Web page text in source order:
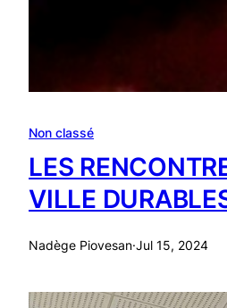
Non classé
LES
VILLE
Nadège Piovesan·Jul 15, 2024